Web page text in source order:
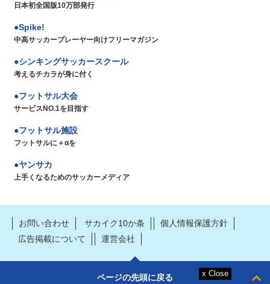
日本初全国版10万部発行
Spike!
中高サッカープレーヤー向けフリーマガジン
シンキングサッカースクール
考えるチカラが身に付く
フットサル大会
サービスNO.1を目指す
フットサル施設
フットサルに＋αを
ヤンサカ
上手くなるためのサッカーメディア
お問い合わせ サカイク10か条
個人情報保護方針
広告掲載について
運営会社
ページの先頭に戻る